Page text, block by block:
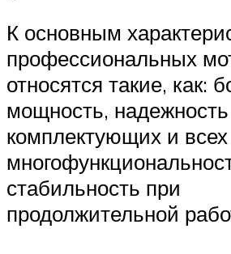
К основным
профессиональных
относятся такие, как:
мощность,
комплектующих и
стабильность при
продолжительной